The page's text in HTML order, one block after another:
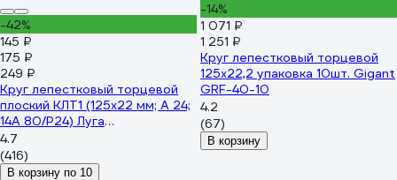
-42%
145 ₽
175 ₽
249 ₽
Круг лепестковый торцевой
плоский КЛТ1 (125х22 мм; А 24;
14А 80/Р24) Луга
4603347338018
4.7
(416)
В корзину по 10
-14%
1 071 ₽
1 251 ₽
Круг лепестковый торцевой
125x22,2 упаковка 10шт. Gigant
GRF-40-10
4.2
(67)
В корзину